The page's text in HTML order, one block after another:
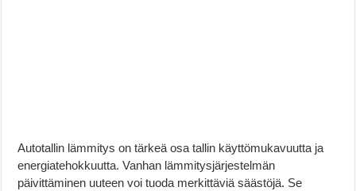
Autotallin lämmitys on tärkeä osa tallin käyttömukavuutta ja
energiatehokkuutta. Vanhan lämmitysjärjestelmän
päivittäminen uuteen voi tuoda merkittäviä säästöjä. Se